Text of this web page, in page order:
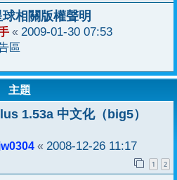
相關版權聲明
« 2009-01-30 07:53
區
主題
1.53a 中文化（big5）
« 2008-12-26 11:17
1 2